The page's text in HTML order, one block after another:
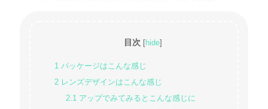
目次 hide
1 パッケージはこんな感じ
2 レンズデザインはこんな感じ
2.1 アップでみてみるとこんな感じに